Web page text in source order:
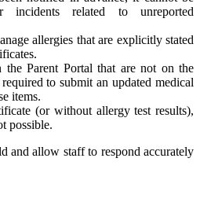
incidents related to unreported
allergies that are explicitly stated
Parent Portal that are not on the
to submit an updated medical
items.
(or without allergy test results),
possible.
and allow staff to respond accurately